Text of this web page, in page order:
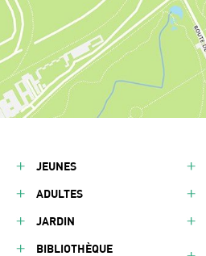
JEUNES
ADULTES
JARDIN
BIBLIOTHÈQUE